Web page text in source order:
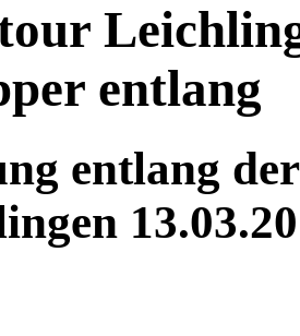
entlang
entlang